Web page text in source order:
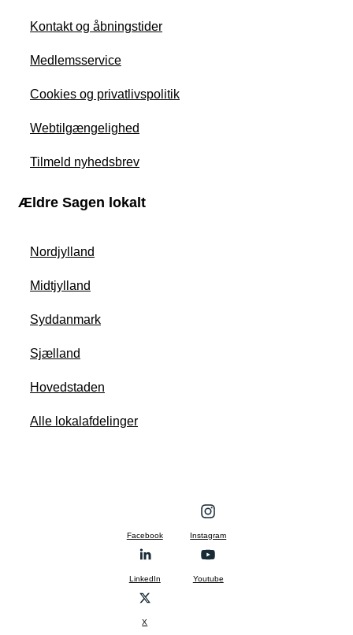
Kontakt og åbningstider
Medlemsservice
Cookies og privatlivspolitik
Webtilgængelighed
Tilmeld nyhedsbrev
Ældre Sagen lokalt
Nordjylland
Midtjylland
Syddanmark
Sjælland
Hovedstaden
Alle lokalafdelinger
Facebook Instagram
LinkedIn Youtube
X